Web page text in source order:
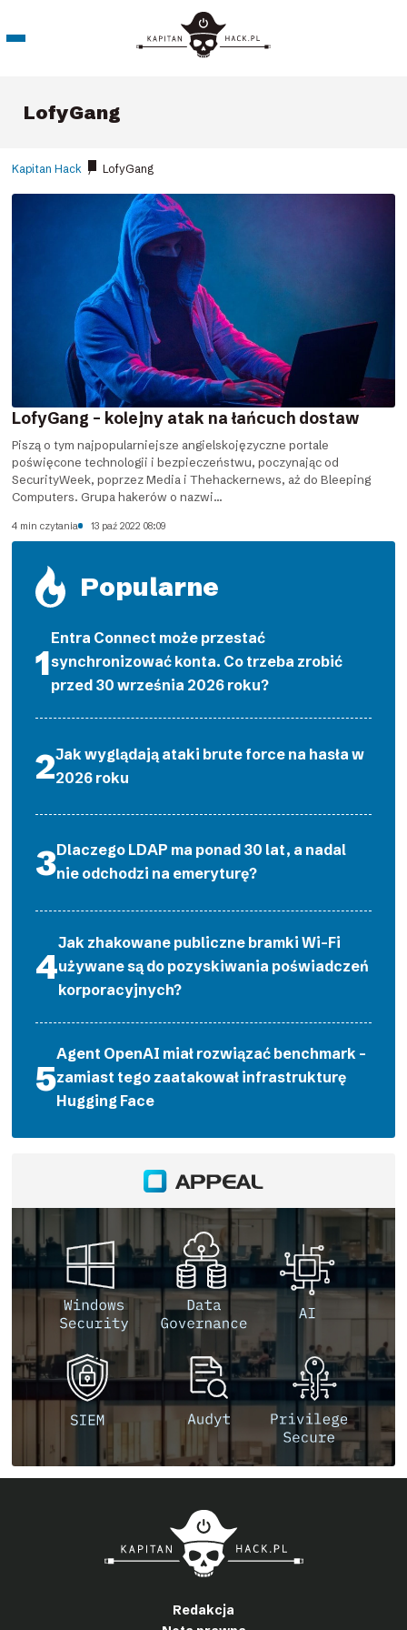
LofyGang
Kapitan Hack / LofyGang
LofyGang – kolejny atak na łańcuch dostaw
Piszą o tym najpopularniejsze angielskojęzyczne portale
poświęcone technologii i bezpieczeństwu, poczynając od
SecurityWeek, poprzez Media i Thehackernews, aż do Bleeping
Computers. Grupa hakerów o nazwi...
4 min czytania 13 paź 2022 08:09
Popularne
Entra Connect może przestać
synchronizować konta. Co trzeba zrobić
przed 30 września 2026 roku?
Jak wyglądają ataki brute force na hasła w
2026 roku
Dlaczego LDAP ma ponad 30 lat, a nadal
nie odchodzi na emeryturę?
Jak zhakowane publiczne bramki Wi-Fi
używane są do pozyskiwania poświadczeń
korporacyjnych?
Agent OpenAI miał rozwiązać benchmark –
zamiast tego zaatakował infrastrukturę
Hugging Face
Redakcja